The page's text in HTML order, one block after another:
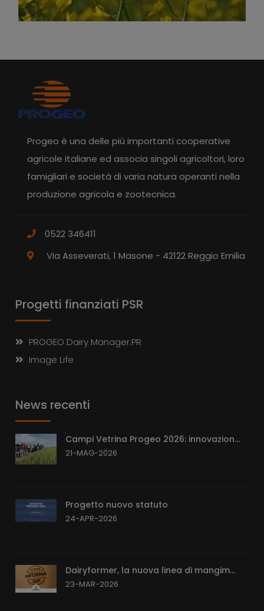
Progeo è una delle più importanti cooperative
agricole italiane ed associa singoli agricoltori, loro
famigliari e società di varia natura operanti nella
produzione agricola e zootecnica.
0522 346411
Via Asseverati, 1 Masone - 42122 Reggio Emilia
Progetti finanziati PSR
PROGEO Dairy Manager.PR
Image Life
News recenti
Campi Vetrina Progeo 2026: innovazion...
21-MAG-2026
Progetto nuovo statuto
24-APR-2026
Dairyformer, la nuova linea di mangim...
23-MAR-2026